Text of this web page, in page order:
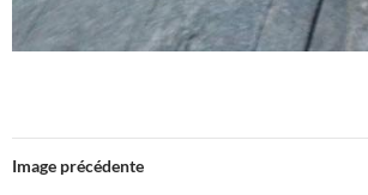
Image précédente